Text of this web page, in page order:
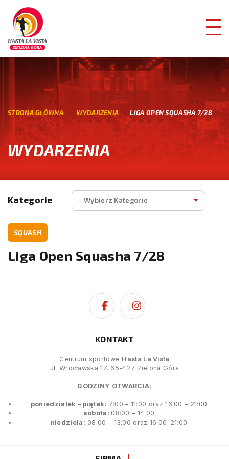
STRONA GŁÓWNA WYDARZENIA LIGA OPEN SQUASHA 7/28
WYDARZENIA
Kategorie Wybierz Kategorie
SQUASH
Liga Open Squasha 7/28
KONTAKT
Centrum sportowe Hasta La Vista
ul. Wrocławska 17, 65-427 Zielona Góra
GODZINY OTWARCIA:
poniedziałek – piątek: 7:00 – 11:00 oraz 16:00 – 21:00
sobota: 08:00 – 14:00
niedziela: 08:00 – 13:00 oraz 16:00-21:00